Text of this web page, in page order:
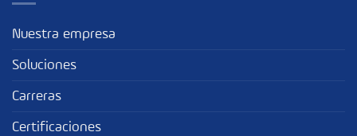
Nuestra empresa
Soluciones
Carreras
Certificaciones